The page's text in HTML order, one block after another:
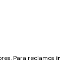
Para reclamos